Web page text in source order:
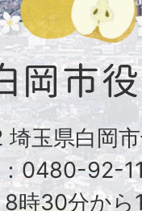
玉県白岡
0480-92-
8時30分から